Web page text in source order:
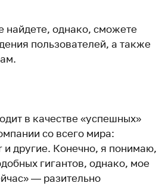
найдете, однако, сможете
пользователей, а также
в качестве «успешных»
со всего мира:
другие. Конечно, я понимаю,
гигантов, однако, мое
— разительно